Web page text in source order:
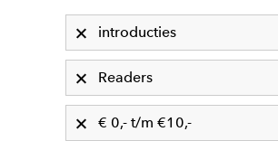
introducties
Readers
€ 0,- t/m €10,-